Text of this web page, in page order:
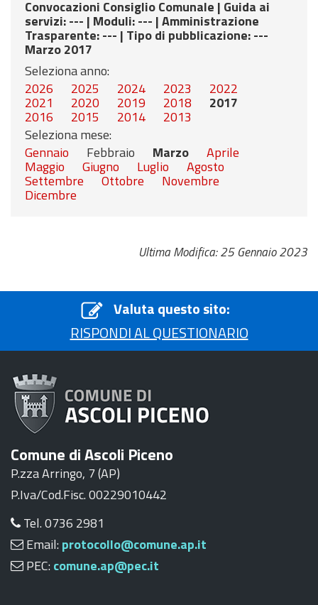
Convocazioni Consiglio Comunale | Guida ai
servizi: --- | Moduli: --- |Amministrazione
Trasparente: --- | Tipo di pubblicazione: ---
Marzo 2017
Seleziona anno:
2026
2025 2024 2023 2022
2021 2020 2019 2018 2017
2016 2015 2014
2013
Seleziona mese:
Gennaio
Febbraio Marzo Aprile
Maggio Giugno Luglio Agosto
Settembre Ottobre Novembre
Dicembre
Ultima Modifica: 25 Gennaio 2023
Valuta questo sito:
RISPONDI AL QUESTIONARIO
Comune di Ascoli Piceno
P.zza Arringo, 7 (AP)
P.Iva/Cod.Fisc. 00229010442
Tel. 0736 2981
Email: protocollo@comune.ap.it
PEC: comune.ap@pec.it